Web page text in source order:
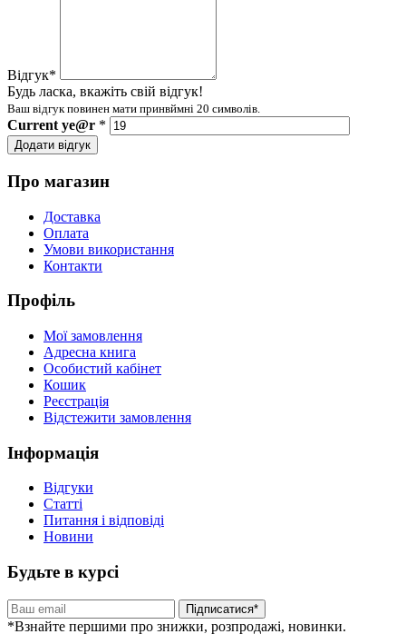
Відгук*
Будь ласка, вкажіть свій відгук!
Ваш відгук повинен мати принвймні 20 символів.
Current ye@r *
Додати відгук
Про магазин
Доставка
Оплата
Умови використання
Контакти
Профіль
Мої замовлення
Адресна книга
Особистий кабінет
Кошик
Реєстрація
Відстежити замовлення
Інформація
Відгуки
Статті
Питання і відповіді
Новини
Будьте в курсі
Підписатися*
*Взнайте першими про знижки, розпродажі, новинки.